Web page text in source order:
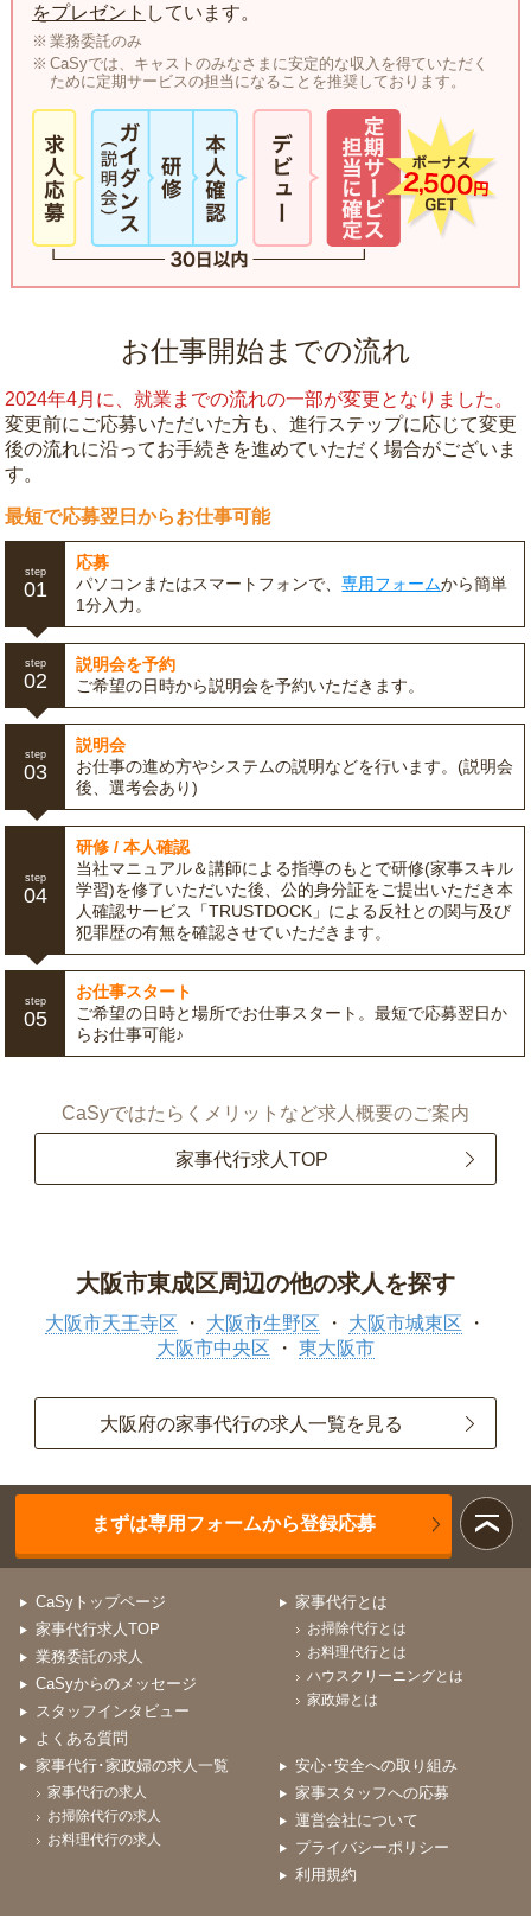
をプレゼント しています。
業務委託のみ
CaSyでは、キャストのみなさまに安定的な収入を得ていただく
ために定期サービスの担当になることを推奨しております。
お仕事開始までの流れ
2024年4月に、就業までの流れの一部が変更となりました。
変更前にご応募いただいた方も、進行ステップに応じて変更
後の流れに沿ってお手続きを進めていただく場合がございま
す。
最短で応募翌日からお仕事可能
step
01
応募
パソコンまたはスマートフォンで、専用フォームから簡単
1分入力。
step
02
説明会を予約
ご希望の日時から説明会を予約いただきます。
step
03
説明会
お仕事の進め方やシステムの説明などを行います。(説明会
後、選考会あり)
step
04
研修 / 本人確認
当社マニュアル＆講師による指導のもとで研修(家事スキル
学習)を修了いただいた後、公的身分証をご提出いただき本
人確認サービス「TRUSTDOCK」による反社との関与及び
犯罪歴の有無を確認させていただきます。
step
05
お仕事スタート
ご希望の日時と場所でお仕事スタート。最短で応募翌日か
らお仕事可能♪
CaSyではたらくメリットなど求人概要のご案内
家事代行求人TOP
大阪市東成区周辺の他の求人を探す
大阪市天王寺区 大阪市生野区
大阪市城東区
大阪市中央区
東大阪市
大阪府の家事代行の求人一覧を見る
まずは専用フォームから登録応募
CaSyトップページ
家事代行求人TOP
業務委託の求人
CaSyからのメッセージ
スタッフインタビュー
よくある質問
家事代行とは
お掃除代行とは
お料理代行とは
ハウスクリーニングとは
家政婦とは
家事代行･家政婦の求人一覧
家事代行の求人
お掃除代行の求人
お料理代行の求人
安心･安全への取り組み
家事スタッフへの応募
運営会社について
プライバシーポリシー
利用規約